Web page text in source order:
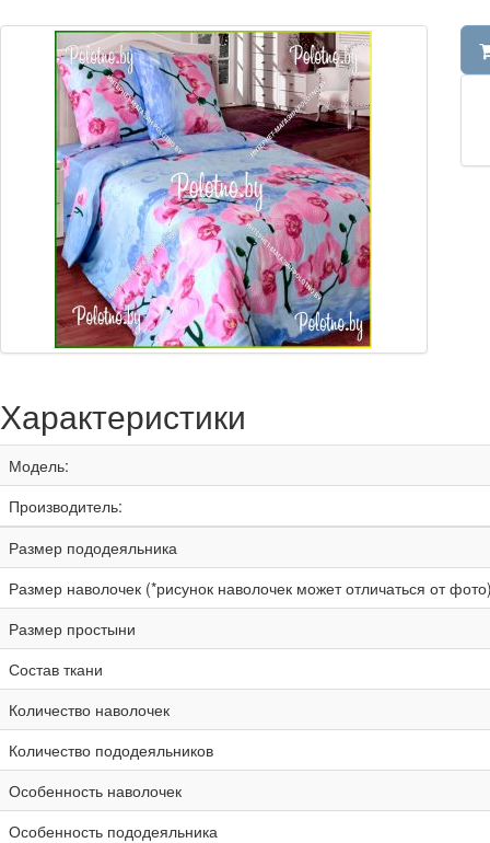
Характеристики
Модель:
Производитель:
Размер пододеяльника
Размер наволочек (*рисунок наволочек может отличаться от
Размер простыни
Состав ткани
Количество наволочек
Количество пододеяльников
Особенность наволочек
Особенность пододеяльника